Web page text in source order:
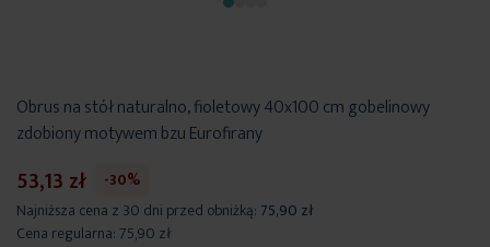
Obrus na stół naturalno, fioletowy 40x100 cm gobelinowy
zdobiony motywem bzu Eurofirany
53,13 zł
-30%
Najniższa cena z 30 dni przed obniżką: 75,90 zł
Cena regularna: 75,90 zł